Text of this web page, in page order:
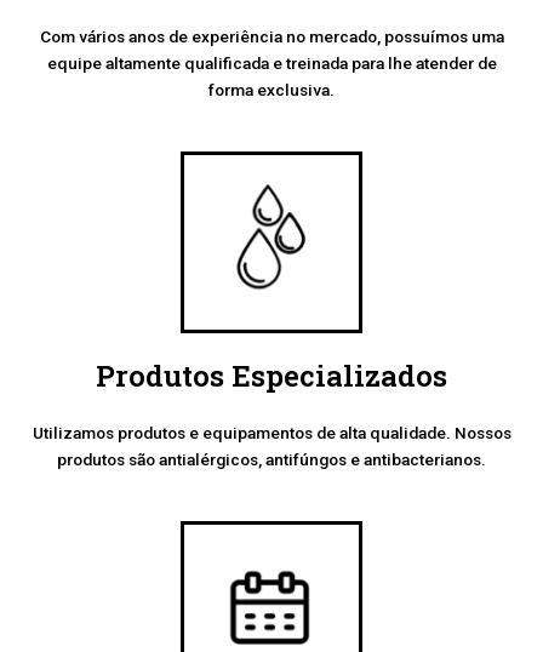
Com vários anos de experiência no mercado, possuímos uma
equipe altamente qualificada e treinada para lhe atender de
forma exclusiva.
Produtos Especializados
Utilizamos produtos e equipamentos de alta qualidade. Nossos
produtos são antialérgicos, antifúngos e antibacterianos.